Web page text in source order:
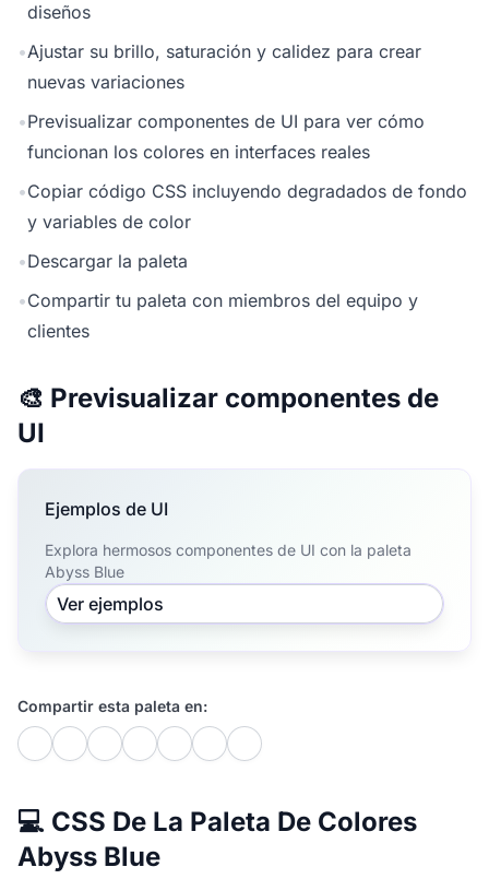
diseños
•Ajustar su brillo, saturación y calidez para crear
nuevas variaciones
•Previsualizar componentes de UI para ver cómo
funcionan los colores en interfaces reales
•Copiar código CSS incluyendo degradados de fondo
y variables de color
•Descargar la paleta
•Compartir tu paleta con miembros del equipo y
clientes
🎨 Previsualizar componentes de
UI
Ejemplos de UI
Explora hermosos componentes de UI con la paleta
Abyss Blue
Ver ejemplos
Compartir esta paleta en:
💻 CSS De La Paleta De Colores
Abyss Blue